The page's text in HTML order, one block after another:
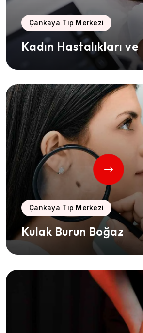
Çankaya Tıp Merkezi
Kadın Hastalıkları ve
Çankaya Tıp Merkezi
Kulak Burun Boğaz